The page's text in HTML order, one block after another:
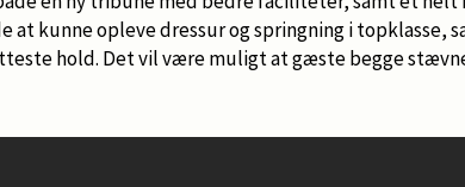
at kunne opleve dressur og springning i topklasse,
hold. Det vil være muligt at gæste begge